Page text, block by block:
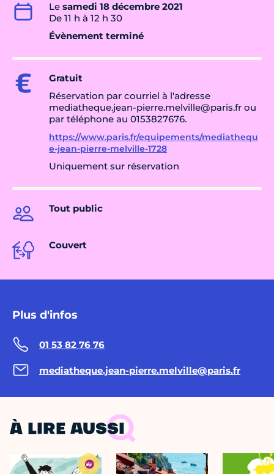
Le samedi 18 décembre 2021
De 11 h à 12 h 30
Évènement terminé
Gratuit
Réservation par courriel à l'adresse
mediatheque.jean-pierre.melville@paris.fr ou
par téléphone au 0153827676.
https://www.paris.fr/equipements/mediathequ
e-jean-pierre-melville-1728
Uniquement sur réservation
Tout public
Couvert
Plus d'infos
01 53 82 76 76
mediatheque.jean-pierre.melville@paris.fr
À LIRE AUSSI